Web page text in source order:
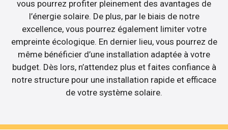
vous pourrez profiter pleinement des avantages de
l’énergie solaire. De plus, par le biais de notre
excellence, vous pourrez également limiter votre
empreinte écologique. En dernier lieu, vous pourrez de
même bénéficier d’une installation adaptée à votre
budget. Dès lors, n’attendez plus et faites confiance à
notre structure pour une installation rapide et efficace
de votre système solaire.